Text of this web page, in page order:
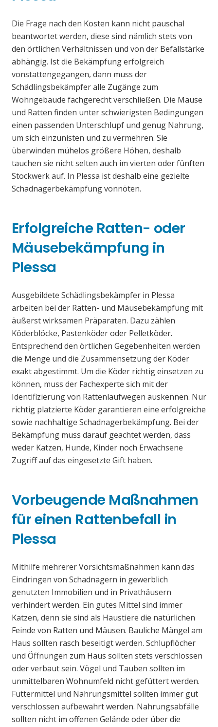
Die Frage nach den Kosten kann nicht pauschal
beantwortet werden, diese sind nämlich stets von
den örtlichen Verhältnissen und von der Befallstärke
abhängig. Ist die Bekämpfung erfolgreich
vonstattengegangen, dann muss der
Schädlingsbekämpfer alle Zugänge zum
Wohngebäude fachgerecht verschließen. Die Mäuse
und Ratten finden unter schwierigsten Bedingungen
einen passenden Unterschlupf und genug Nahrung,
um sich einzunisten und zu vermehren. Sie
überwinden mühelos größere Höhen, deshalb
tauchen sie nicht selten auch im vierten oder fünften
Stockwerk auf. In Plessa ist deshalb eine gezielte
Schadnagerbekämpfung vonnöten.
Erfolgreiche Ratten- oder
Mäusebekämpfung in
Plessa
Ausgebildete Schädlingsbekämpfer in Plessa
arbeiten bei der Ratten- und Mäusebekämpfung mit
äußerst wirksamen Präparaten. Dazu zählen
Köderblöcke, Pastenköder oder Pelletköder.
Entsprechend den örtlichen Gegebenheiten werden
die Menge und die Zusammensetzung der Köder
exakt abgestimmt. Um die Köder richtig einsetzen zu
können, muss der Fachexperte sich mit der
Identifizierung von Rattenlaufwegen auskennen. Nur
richtig platzierte Köder garantieren eine erfolgreiche
sowie nachhaltige Schadnagerbekämpfung. Bei der
Bekämpfung muss darauf geachtet werden, dass
weder Katzen, Hunde, Kinder noch Erwachsene
Zugriff auf das eingesetzte Gift haben.
Vorbeugende Maßnahmen
für einen Rattenbefall in
Plessa
Mithilfe mehrerer Vorsichtsmaßnahmen kann das
Eindringen von Schadnagern in gewerblich
genutzten Immobilien und in Privathäusern
verhindert werden. Ein gutes Mittel sind immer
Katzen, denn sie sind als Haustiere die natürlichen
Feinde von Ratten und Mäusen. Bauliche Mängel am
Haus sollten rasch beseitigt werden. Schlupflöcher
und Öffnungen zum Haus sollten stets verschlossen
oder verbaut sein. Vögel und Tauben sollten im
unmittelbaren Wohnumfeld nicht gefüttert werden.
Futtermittel und Nahrungsmittel sollten immer gut
verschlossen aufbewahrt werden. Nahrungsabfälle
sollten nicht im offenen Gelände oder über die